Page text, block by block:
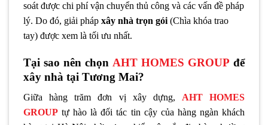
soát được chi phí vận chuyển thủ công và các vấn đề pháp
lý. Do đó, giải pháp xây nhà trọn gói (Chìa khóa trao
tay) được xem là tối ưu nhất.
Tại sao nên chọn AHT HOMES GROUP để
xây nhà tại Tương Mai?
Giữa hàng trăm đơn vị xây dựng, AHT HOMES
GROUP tự hào là đối tác tin cậy của hàng ngàn khách